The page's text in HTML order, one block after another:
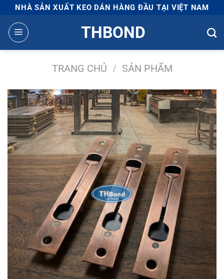
qua
nội
NHÀ SẢN XUẤT KEO DÁN HÀNG ĐẦU TẠI VIỆT NAM
THBOND
TRANG CHỦ / SẢN PHẨM